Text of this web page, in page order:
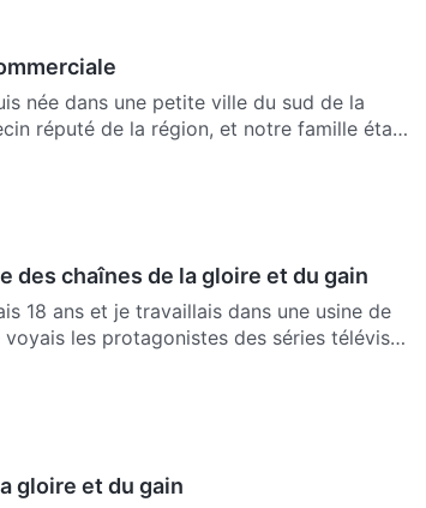
née dans une petite ville du sud de la
réputé de la région, et notre famille était
des chaînes de la gloire et du gain
18 ans et je travaillais dans une usine de
les protagonistes des séries télévis…
gloire et du gain